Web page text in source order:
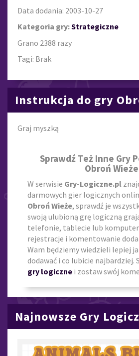
Data dodania: 2003-10-27
Kategoria gry:Strategiczne
Grano 2388 razy
Tagi: Brak
Instrukcja do gry
Graj myszką
Sprawdź Też Inne Gry
Obroń Wieże
W serwisie Gry-Logiczne.pl
darmowych gier logicznych
Obroń Wieże, sprawdź je
swoją ulubioną grę logiczną
telefonie, tablecie lub
rejestracje i komentowanie
Wam będziemy wiedzieli lepiej
dodawać i co lubicie najbardziej.
gry logiczne i zostaw swój
Najnowsze Gry